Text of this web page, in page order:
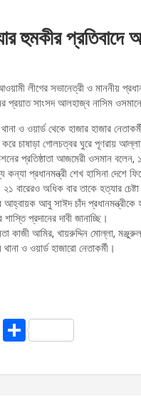
হুমকীর প্রতিবাদে
লীগের সভানেত্রী ও মাননীয়
প্রয়াত সাংসদ আলহাজ্ব নাসিম
থানা ও ওয়ার্ড থেকে হাজার হাজার
চাষাড়া গোলচত্বর ঘুরে পূণরায়
প্রতিষ্ঠাতা আজমেরী ওসমান
প্রধানমন্ত্রী শেখ হাসিনা দেশে
বারেরও অধিক বার তাকে হত্যার
আহ্বায়ক আবু সাঈদ চাঁদ
প্রদানের দাবী জানাচ্ছি।
কাজী আমির, খায়রুদ্দিন মোল্লা,
ও ওয়ার্ড হাজারো নেতাকর্মী।
M S
ar